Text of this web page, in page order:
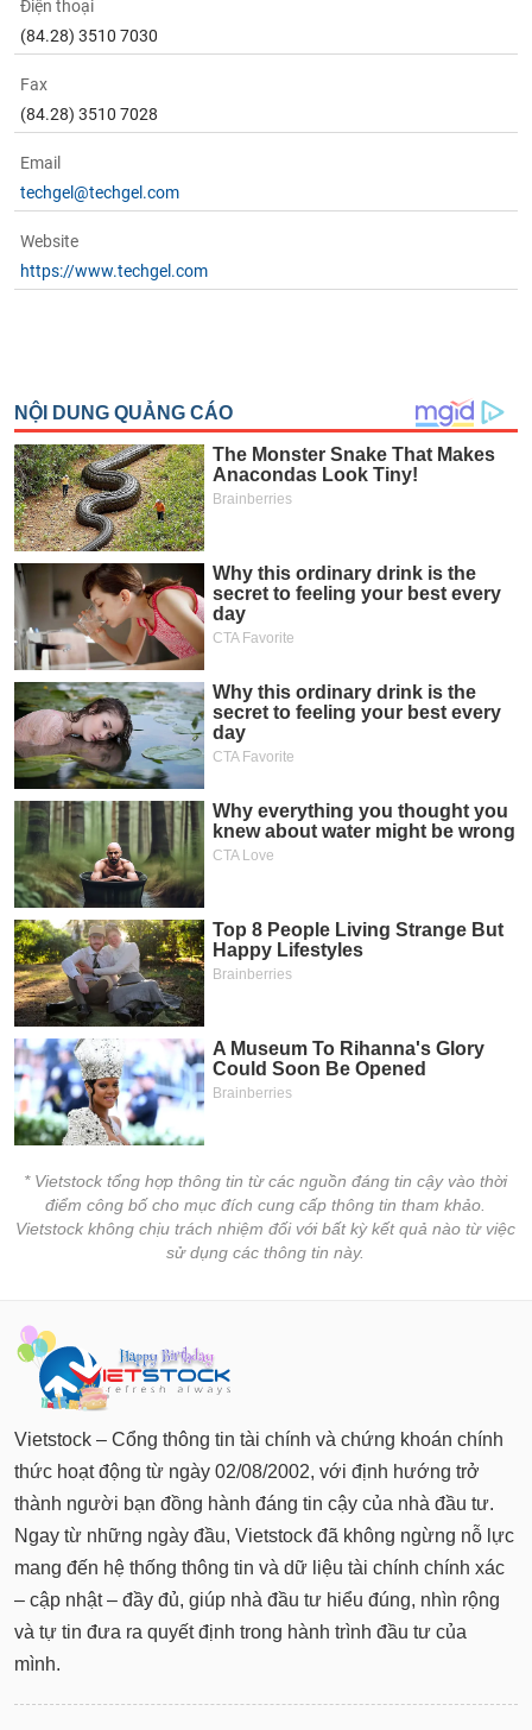
Điện thoại
(84.28) 3510 7030
Fax
(84.28) 3510 7028
Email
techgel@techgel.com
Website
https://www.techgel.com
* Vietstock tổng hợp thông tin từ các nguồn đáng tin cậy vào thời
điểm công bố cho mục đích cung cấp thông tin tham khảo.
Vietstock không chịu trách nhiệm đối với bất kỳ kết quả nào từ việc
sử dụng các thông tin này.
Vietstock – Cổng thông tin tài chính và chứng khoán chính
thức hoạt động từ ngày 02/08/2002, với định hướng trở
thành người bạn đồng hành đáng tin cậy của nhà đầu tư.
Ngay từ những ngày đầu, Vietstock đã không ngừng nỗ lực
mang đến hệ thống thông tin và dữ liệu tài chính chính xác
– cập nhật – đầy đủ, giúp nhà đầu tư hiểu đúng, nhìn rộng
và tự tin đưa ra quyết định trong hành trình đầu tư của
mình.